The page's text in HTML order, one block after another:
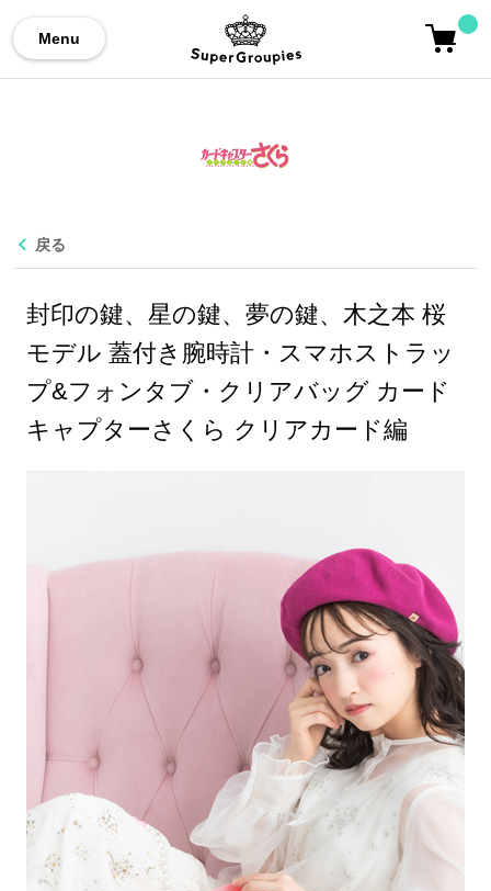
Menu
戻る
封印の鍵、星の鍵、夢の鍵、木之本 桜
モデル 蓋付き腕時計・スマホストラッ
プ&フォンタブ・クリアバッグ カード
キャプターさくら クリアカード編